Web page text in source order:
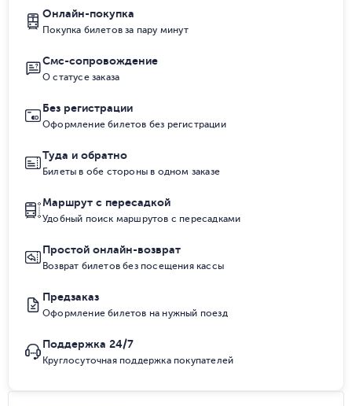
Онлайн-покупка
Покупка билетов за пару минут
Смс-сопровождение
О статусе заказа
Без регистрации
Оформление билетов без регистрации
Туда и обратно
Билеты в обе стороны в одном заказе
Маршрут с пересадкой
Удобный поиск маршрутов с пересадками
Простой онлайн-возврат
Возврат билетов без посещения кассы
Предзаказ
Оформление билетов на нужный поезд
Поддержка 24/7
Круглосуточная поддержка покупателей